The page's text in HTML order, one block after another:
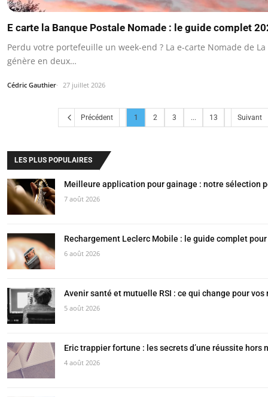
E carte la Banque Postale Nomade : le guide complet
Perdu votre portefeuille un week-end ? La e-carte Nomade de La
génère en deux…
Cédric Gauthier 27 juillet 2026
Précédent 1 2 3 ... 13 Suivant
LES PLUS POPULAIRES
Meilleure application pour gainage : notre sélection
7 août 2026
Rechargement Leclerc Mobile : le guide complet
6 août 2026
Avenir santé et mutuelle RSI : ce qui change pour
5 août 2026
Eric trappier fortune : les secrets d’une réussite hors
4 août 2026